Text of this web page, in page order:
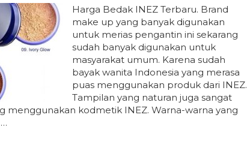
Harga Bedak INEZ Terbaru. Brand
make up yang banyak digunakan
untuk merias pengantin ini sekarang
sudah banyak digunakan untuk
masyarakat umum. Karena sudah
bayak wanita Indonesia yang merasa
puas menggunakan produk dari INEZ.
Tampilan yang naturan juga sangat
menggunakan kodmetik INEZ. Warna-warna yang